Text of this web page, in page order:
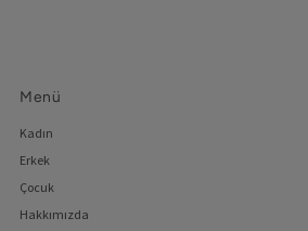
Menü
Kadın
Erkek
Çocuk
Hakkımızda